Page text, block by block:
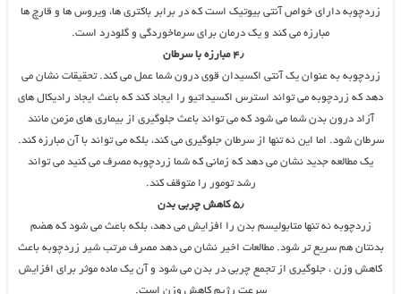
زردچوبه دارای خواص آنتی بیوتیک است که در برابر باکتری ها، ویروس ها و قارچ ها
مبارزه می کند و یک درمان برای سرماخوردگی و گلودرد است.
۴٫ مبارزه با سرطان
زردچوبه به عنوان یک آنتی اکسیدان قوی درون شما عمل می کند. تحقیقات نشان می
دهد که زردچوبه می تواند استرس اکسیداتیو را ایجاد کند که باعث ایجاد رادیکال های
آزاد درون بدن شما می شود که می تواند باعث جلوگیری از بیماری های مزمن مانند
سرطان شود. اما این نه تنها از سرطان جلوگیری می کند، بلکه می تواند با آن مبارزه کند.
یک مطالعه جدید نشان می دهد که زمانی که شما زردچوبه مصرف می کنید می تواند
رشد تومور را متوقف کند.
۵٫ کاهش چربی بدن
زردچوبه نه تنها متابولیسم بدن را افزایش می دهد، بلکه باعث می شود که هضم
بدنتان هم سریع تر شود. مطالعات اخیر نشان می دهد مصرف مرتب شیر زردچوبه باعث
کاهش وزن ، جلوگیری از تجمع چربی در بدن می شود و آن یک ماده موثر برای افزایش
سرعت رژیم کاهش وزن است.